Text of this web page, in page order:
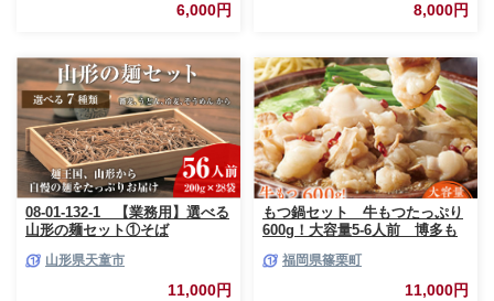
6,000円 8,000円
08-01-132-1 【業務用】選べる
山形の麺セット①そば
山形県天童市
11,000円
もつ鍋セット 牛もつたっぷり
600g！大容量5-6人前 博多も
町本社 AZ039
福岡県篠栗町
11,000円